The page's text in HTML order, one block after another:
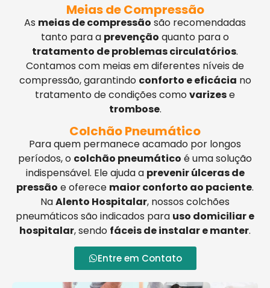
Meias de Compressão
As meias de compressão são recomendadas
tanto para a prevenção quanto para o
tratamento de problemas circulatórios.
Contamos com meias em diferentes níveis de
compressão, garantindo conforto e eficácia no
tratamento de condições comovarizese
trombose.
Colchão Pneumático
Para quem permanece acamado por longos
períodos, o colchão pneumático é uma solução
indispensável. Ele ajuda a prevenir úlceras de
pressão e oferece maior conforto ao paciente.
NaAlento Hospitalar, nossos colchões
pneumáticos são indicados para uso domiciliar e
hospitalar, sendo fáceis de instalar e manter.
Entre em Contato